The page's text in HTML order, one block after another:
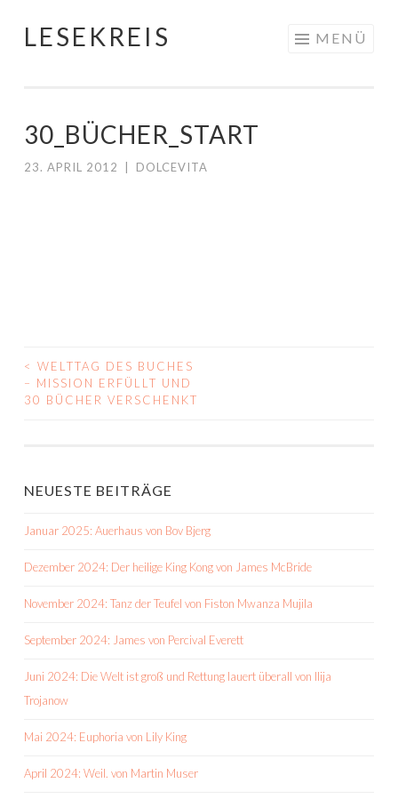
Springe
LESEKREIS MENÜ
30_BÜCHER_START
23. APRIL 2012 DOLCEVITA
BEITRAGS-
NAVIGATION
< WELTTAG DES BUCHES
– MISSION ERFÜLLT UND
30 BÜCHER VERSCHENKT
NEUESTE BEITRÄGE
Januar 2025: Auerhaus von Bov Bjerg
Dezember 2024: Der heilige King Kong von James McBride
November 2024: Tanz der Teufel von Fiston Mwanza Mujila
September 2024: James von Percival Everett
Juni 2024: Die Welt ist groß und Rettung lauert überall von Ilija
Trojanow
Mai 2024: Euphoria von Lily King
April 2024: Weil. von Martin Muser